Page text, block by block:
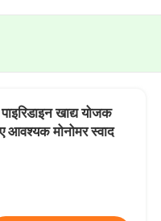
खाद्य योजक
आवश्यक मोनोमर स्वाद